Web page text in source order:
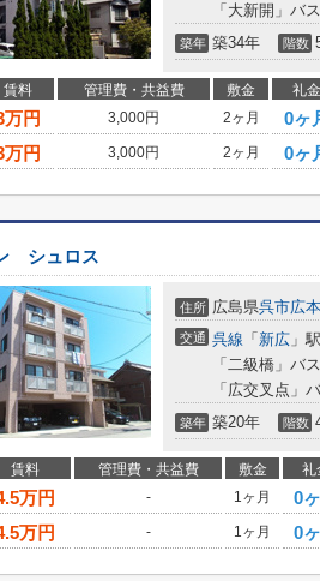
「大新開」バ
築年 築34年 階数
賃料 管理費・共益費 敷金 礼金
万円 3,000円 2ヶ月 0ヶ
万円 3,000円 2ヶ月 0ヶ
シュロス
住所 広島県呉市広
交通 呉線 「 新広 」
「二級橋」バ
「広交叉点」
築年 築20年 階数
賃料 管理費・共益費 敷金 礼
万円 - 1ヶ月 0
万円 - 1ヶ月 0